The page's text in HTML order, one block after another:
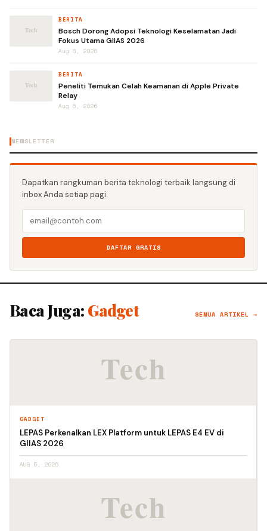
BERITA
Bosch Dorong Adopsi Teknologi Keselamatan Jadi
Fokus Utama GIIAS 2026
Aug 6, 2026
BERITA
Peneliti Temukan Celah Keamanan di Apple Private
Relay
Aug 6, 2026
NEWSLETTER
Dapatkan rangkuman berita teknologi terbaik langsung di
inbox Anda setiap pagi.
DAFTAR GRATIS
Baca Juga: Gadget SEMUA ARTIKEL →
GADGET
LEPAS Perkenalkan LEX Platform untuk LEPAS E4 EV di
GIIAS 2026
AUG 5, 2026